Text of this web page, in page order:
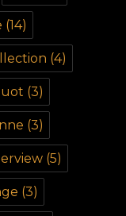
(14)
(4)
(3)
(3)
(5)
(3)